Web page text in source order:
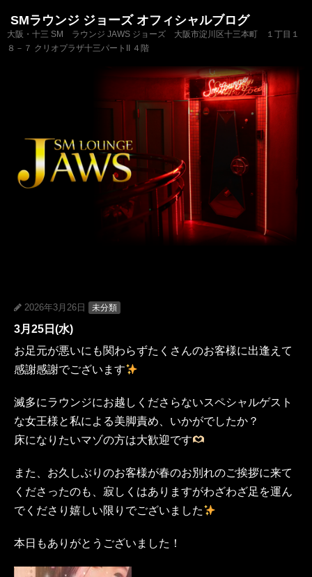
SMラウンジ ジョーズ オフィシャルブログ
大阪・十三 SM ラウンジ JAWS ジョーズ 大阪市淀川区十三本町 １丁目１
８－７ クリオプラザ十三パートII ４階
2026年3月26日 未分類
3月25日(水)
お足元が悪いにも関わらずたくさんのお客様に出逢えて
感謝感謝でございます
滅多にラウンジにお越しくださらないスペシャルゲスト
な女王様と私による美脚責め、いかがでしたか？
床になりたいマゾの方は大歓迎です
また、お久しぶりのお客様が春のお別れのご挨拶に来て
くださったのも、寂しくはありますがわざわざ足を運ん
でくださり嬉しい限りでございました
本日もありがとうございました！